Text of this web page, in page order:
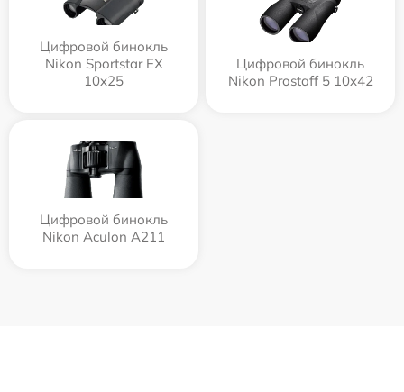
Цифровой бинокль
Nikon Sportstar EX
10x25
Цифровой бинокль
Nikon Prostaff 5 10x42
Цифровой бинокль
Nikon Aculon A211